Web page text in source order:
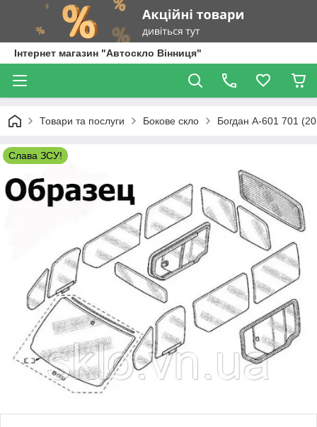
Інтернет магазин "Автоскло Вінниця"
Товари та послуги Бокове скло Богдан А-601 701
Слава ЗСУ!